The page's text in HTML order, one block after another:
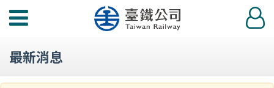
功
選
登
入
最新消息